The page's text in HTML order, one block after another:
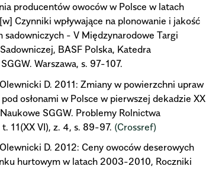
producentów owoców w Polsce w latach
Czynniki wpływające na plonowanie i jakość
sadowniczych - V Międzynarodowe Targi
BASF Polska, Katedra
Warszawa, s. 97-107.
Olewnicki D. 2011: Zmiany w powierzchni upraw
osłonami w Polsce w pierwszej dekadzie XX
SGGW. Problemy Rolnictwa
11(XX VI), z. 4, s. 89-97. (Crossref)
Olewnicki D. 2012: Ceny owoców deserowych
hurtowym w latach 2003-2010, Roczniki